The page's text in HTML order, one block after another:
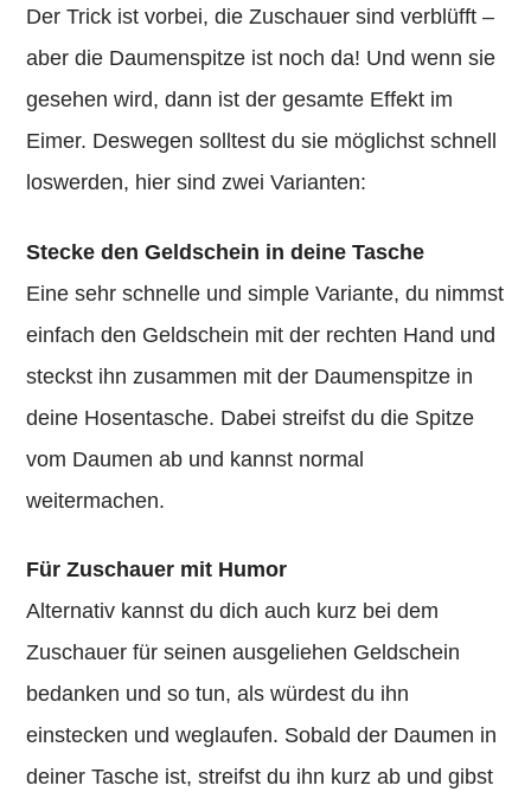
Der Trick ist vorbei, die Zuschauer sind verblüfft –
aber die Daumenspitze ist noch da! Und wenn sie
gesehen wird, dann ist der gesamte Effekt im
Eimer. Deswegen solltest du sie möglichst schnell
loswerden, hier sind zwei Varianten:
Stecke den Geldschein in deine Tasche
Eine sehr schnelle und simple Variante, du nimmst
einfach den Geldschein mit der rechten Hand und
steckst ihn zusammen mit der Daumenspitze in
deine Hosentasche. Dabei streifst du die Spitze
vom Daumen ab und kannst normal
weitermachen.
Für Zuschauer mit Humor
Alternativ kannst du dich auch kurz bei dem
Zuschauer für seinen ausgeliehen Geldschein
bedanken und so tun, als würdest du ihn
einstecken und weglaufen. Sobald der Daumen in
deiner Tasche ist, streifst du ihn kurz ab und gibst